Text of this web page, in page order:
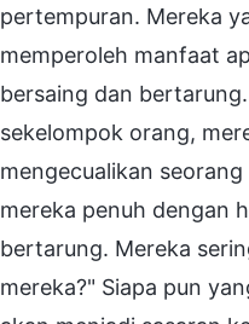
pertempuran. Mereka
memperoleh manfaat
bersaing dan
sekelompok orang,
mengecualikan
mereka penuh dengan
bertarung. Mereka
mereka?" Siapa pun